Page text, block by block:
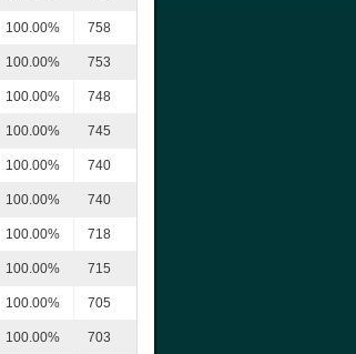
100.00% 758
100.00% 753
100.00% 748
100.00% 745
100.00% 740
100.00% 740
100.00% 718
100.00% 715
100.00% 705
100.00% 703